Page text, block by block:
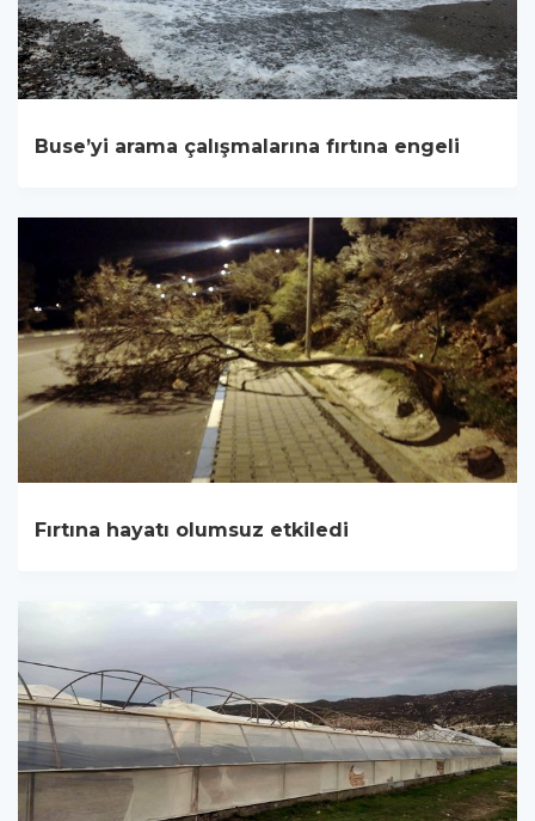
Buse’yi arama çalışmalarına fırtına engeli
Fırtına hayatı olumsuz etkiledi